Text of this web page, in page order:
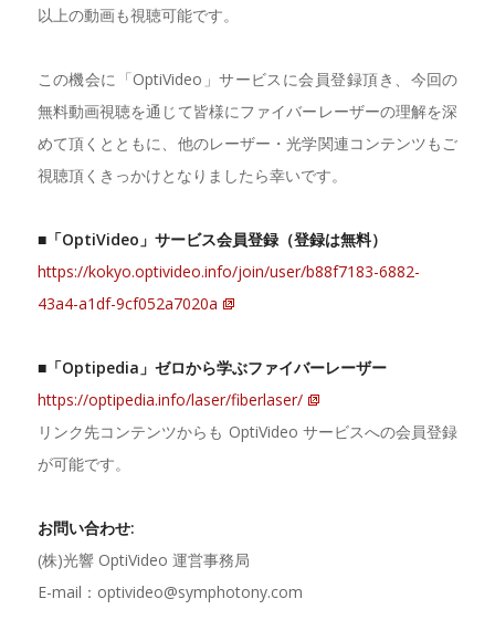
以上の動画も視聴可能です。
この機会に「OptiVideo」サービスに会員登録頂き、今回の
無料動画視聴を通じて皆様にファイバーレーザーの理解を深
めて頂くとともに、他のレーザー・光学関連コンテンツもご
視聴頂くきっかけとなりましたら幸いです。
■「OptiVideo」サービス会員登録（登録は無料）
https://kokyo.optivideo.info/join/user/b88f7183-6882-
43a4-a1df-9cf052a7020a
■「Optipedia」ゼロから学ぶファイバーレーザー
https://optipedia.info/laser/fiberlaser/
リンク先コンテンツからも OptiVideo サービスへの会員登録
が可能です。
お問い合わせ:
(株)光響 OptiVideo 運営事務局
E-mail：optivideo@symphotony.com